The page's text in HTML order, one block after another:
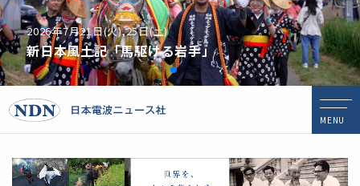
2026年7月21日(火),25日(土)
新日本風土記「馬駆ける岩手」
MENU